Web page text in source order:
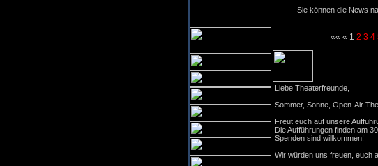
Sie können die News
«« « 1 2 3 4
Liebe Theaterfreunde,
Sommer, Sonne, Open-Air
Freut euch auf unsere
Die Aufführungen finden am
Spenden sind willkommen!
Wir würden uns freuen, euch